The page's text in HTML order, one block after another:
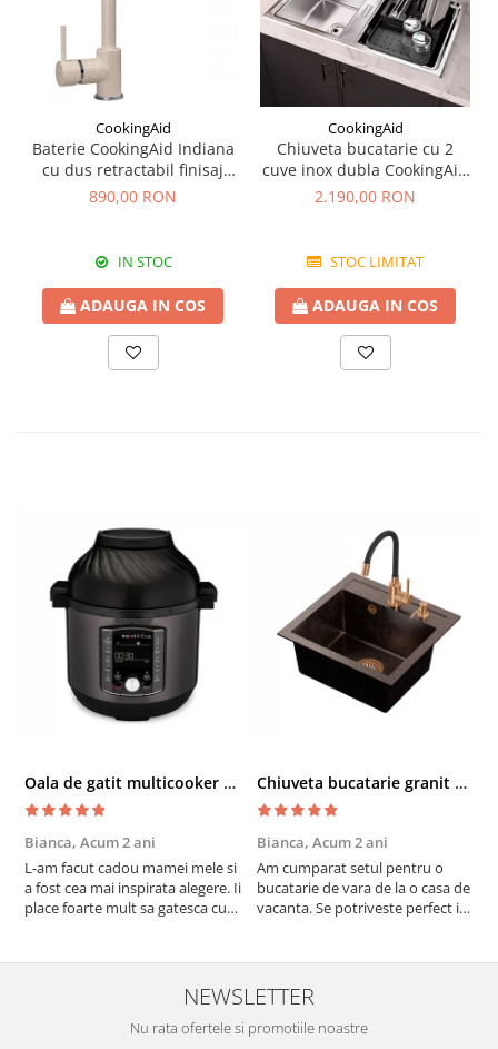
CookingAid
Baterie CookingAid Indiana
cu dus retractabil finisaj
granit Bej Pigmentat /
890,00 RON
IN STOC
ADAUGA IN COS
CookingAid
Chiuveta bucatarie cu 2
cuve inox dubla CookingAid
FUSION 86BB
2.190,00 RON
STOC LIMITAT
ADAUGA IN COS
Oala de gatit multicooker 11 functii Instant Pot Pro Crisp 8 + Air Fryer 7.6 lt
Bianca, Acum 2 ani
L-am facut cadou mamei mele si
a fost cea mai inspirata alegere. Ii
place foarte mult sa gatesca cu
cratita...ma gandesc serios sa imi
cumpar si eu! Recomand mult !
Chiuveta bucatarie granit cu finisaj negru perlat/cupru Steingran Art Copper cu dozator si baterie Quadron
Bianca, Acum 2 ani
Am cumparat setul pentru o
bucatarie de vara de la o casa de
vacanta. Se potriveste perfect in
buna, recomand cu drag !
NEWSLETTER
Nu rata ofertele si promotiile noastre